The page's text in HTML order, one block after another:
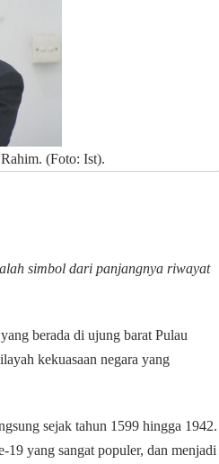
(Foto: Ist).
simbol dari panjangnya riwayat
berada di ujung barat Pulau
kekuasaan negara yang
sejak tahun 1599 hingga 1942.
yang sangat populer, dan menjadi